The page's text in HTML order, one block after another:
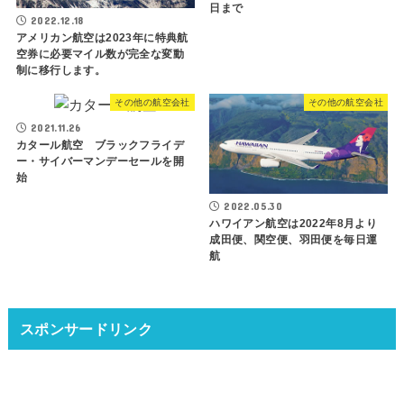
2022.12.18
アメリカン航空は2023年に特典航
空券に必要マイル数が完全な変動
制に移行します。
日まで
その他の航空会社
2021.11.26
カタール航空 ブラックフライデ
ー・サイバーマンデーセールを開
始
その他の航空会社
2022.05.30
ハワイアン航空は2022年8月より
成田便、関空便、羽田便を毎日運
航
スポンサードリンク